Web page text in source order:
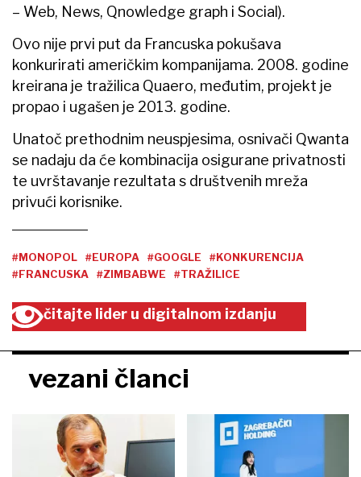
– Web, News, Qnowledge graph i Social).
Ovo nije prvi put da Francuska pokušava
konkurirati američkim kompanijama. 2008. godine
kreirana je tražilica Quaero, međutim, projekt je
propao i ugašen je 2013. godine.
Unatoč prethodnim neuspjesima, osnivači Qwanta
se nadaju da će kombinacija osigurane privatnosti
te uvrštavanje rezultata s društvenih mreža
privući korisnike.
#MONOPOL #EUROPA #GOOGLE
#KONKURENCIJA
#FRANCUSKA
#ZIMBABWE #TRAŽILICE
čitajte lider u digitalnom izdanju
vezani članci